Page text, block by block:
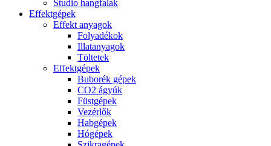
Studio hangfalak
Effektgépek
Effekt anyagok
Folyadékok
Illatanyagok
Töltetek
Effektgépek
Buborék gépek
CO2 ágyúk
Füstgépek
Vezérlők
Habgépek
Hógépek